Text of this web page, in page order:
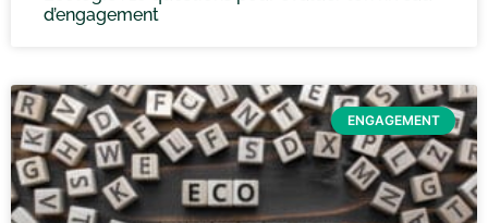
d’engagement
ENGAGEMENT